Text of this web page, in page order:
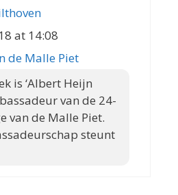
at 14:08
de Malle Piet
is ‘Albert Heijn
van de 24-
van de Malle Piet.
steunt